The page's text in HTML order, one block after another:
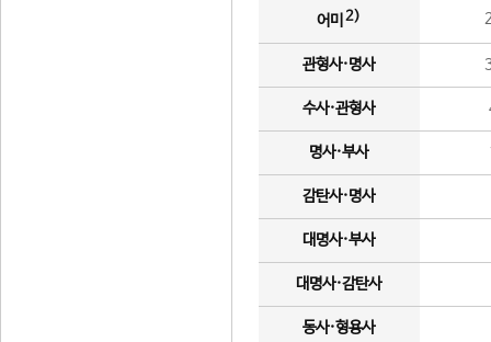
어미 2)
관형사·명사
수사·관형사
명사·부사
감탄사·명사
대명사·부사
대명사·감탄사
동사·형용사